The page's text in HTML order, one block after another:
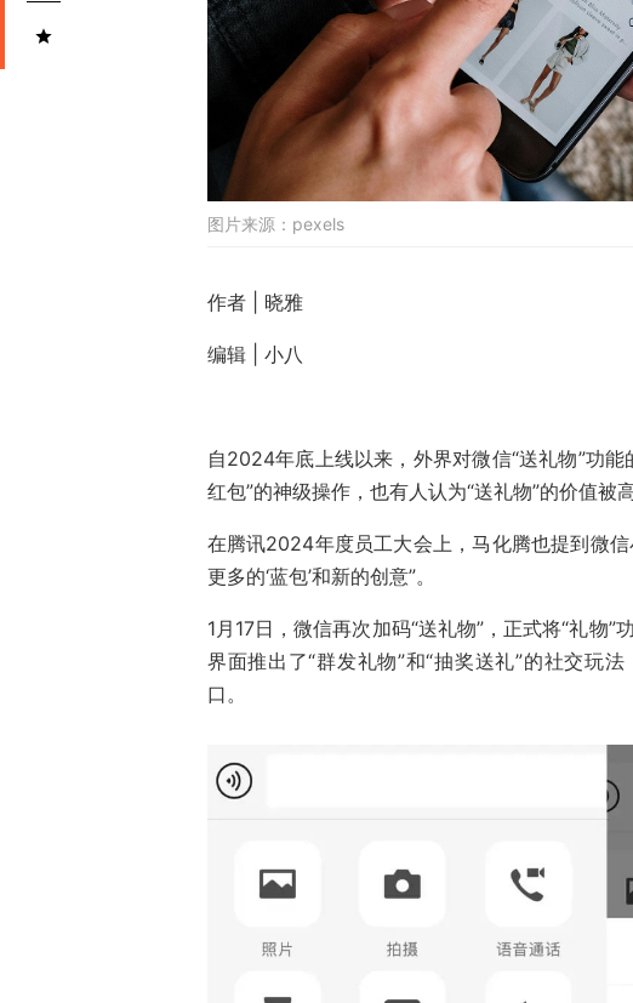
图片来源： pexels
作者 | 晓雅
编辑 | 小八
自2024年底上线以来，外界对微信“送礼物”功
红包”的神级操作，也有人认为“送礼物”的价值被高
在腾讯2024年度员工大会上，马化腾也提到微
更多的‘蓝包’和新的创意”。
1月17日，微信再次加码“送礼物”，正式将“礼物
界面推出了“群发礼物”和“抽奖送礼”的社交玩
口。